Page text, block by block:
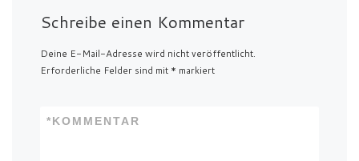
Schreibe einen Kommentar
Deine E-Mail-Adresse wird nicht veröffentlicht.
Erforderliche Felder sind mit * markiert
KOMMENTAR
*